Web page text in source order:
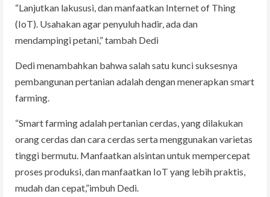
“Lanjutkan lakususi, dan manfaatkan Internet of Thing
(IoT). Usahakan agar penyuluh hadir, ada dan
mendampingi petani,” tambah Dedi
Dedi menambahkan bahwa salah satu kunci suksesnya
pembangunan pertanian adalah dengan menerapkan smart
farming.
“Smart farming adalah pertanian cerdas, yang dilakukan
orang cerdas dan cara cerdas serta menggunakan varietas
tinggi bermutu. Manfaatkan alsintan untuk mempercepat
proses produksi, dan manfaatkan IoT yang lebih praktis,
mudah dan cepat,”imbuh Dedi.